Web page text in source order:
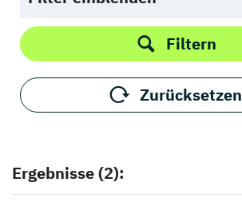
Filtern
Zurücksetzen
Ergebnisse (2):